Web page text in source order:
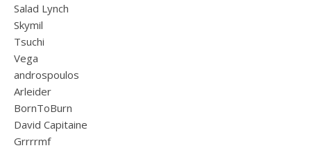
Salad Lynch
Skymil
Tsuchi
Vega
androspoulos
Arleider
BornToBurn
David Capitaine
Grrrrmf